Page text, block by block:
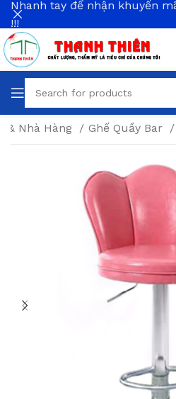
& Nhà Hàng Ghế Quầy Bar
Nhanh tay để nhận khuyến
!!!